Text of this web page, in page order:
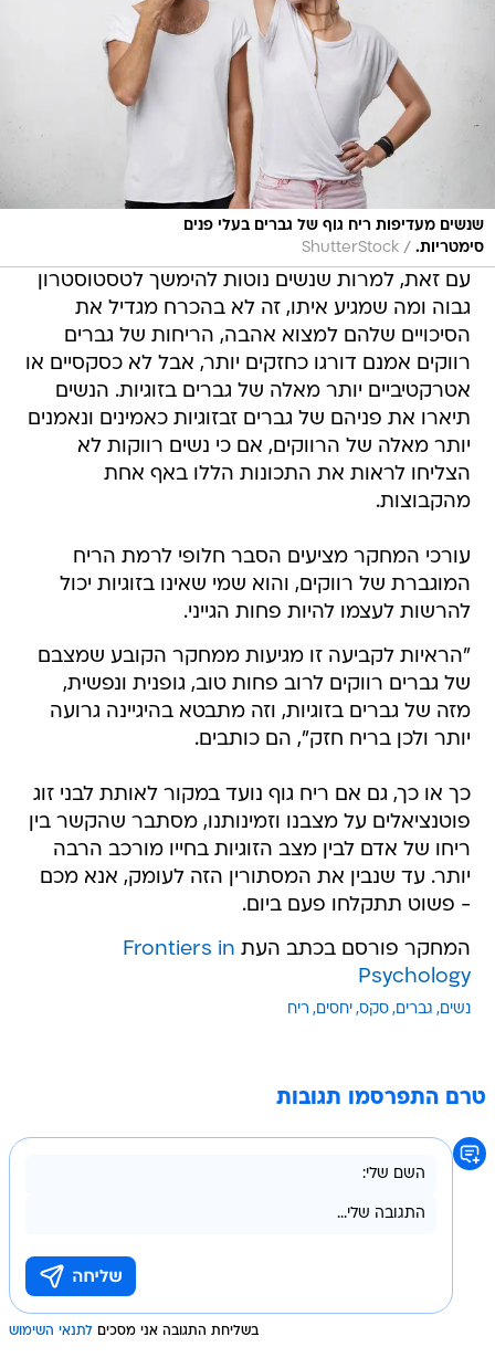
שנשים מעדיפות ריח גוף של גברים בעלי פנים
סימטריות. /
ShutterStock
עם זאת, למרות שנשים נוטות להימשך לטסטוסטרון
גבוה ומה שמגיע איתו, זה לא בהכרח מגדיל את
הסיכויים שלהם למצוא אהבה, הריחות של גברים
רווקים אמנם דורגו כחזקים יותר, אבל לא כסקסיים או
אטרקטיביים יותר מאלה של גברים בזוגיות. הנשים
תיארו את פניהם של גברים זבזוגיות כאמינים ונאמנים
יותר מאלה של הרווקים, אם כי נשים רווקות לא
הצליחו לראות את התכונות הללו באף אחת
מהקבוצות.
עורכי המחקר מציעים הסבר חלופי לרמת הריח
המוגברת של רווקים, והוא שמי שאינו בזוגיות יכול
להרשות לעצמו להיות פחות הגייני.
"הראיות לקביעה זו מגיעות ממחקר הקובע שמצבם
של גברים רווקים לרוב פחות טוב, גופנית ונפשית,
מזה של גברים בזוגיות, וזה מתבטא בהיגיינה גרועה
יותר ולכן בריח חזק", הם כותבים.
כך או כך, גם אם ריח גוף נועד במקור לאותת לבני זוג
פוטנציאלים על מצבנו וזמינותנו, מסתבר שהקשר בין
ריחו של אדם לבין מצב הזוגיות בחייו מורכב הרבה
יותר. עד שנבין את המסתורין הזה לעומק, אנא מכם
- פשוט תתקלחו פעם ביום.
המחקר פורסם בכתב העת Frontiers in
Psychology
נשים גברים סקס יחסים ריח
טרם התפרסמו תגובות
בשליחת התגובה אני מסכים לתנאי השימוש